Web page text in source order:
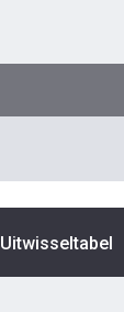
Uitwisseltabel